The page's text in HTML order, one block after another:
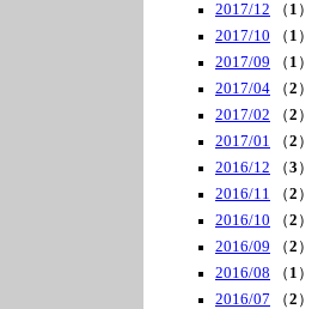
2017/12 （ 1 ）
2017/10 （ 1 ）
2017/09 （ 1 ）
2017/04 （2 ）
2017/02 （2 ）
2017/01 （2 ）
2016/12 （3 ）
2016/11 （2 ）
2016/10 （2 ）
2016/09 （2 ）
2016/08 （ 1 ）
2016/07 （2 ）